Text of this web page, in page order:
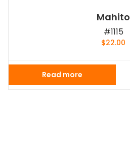
Mahito
#1115
$22.00
Read more